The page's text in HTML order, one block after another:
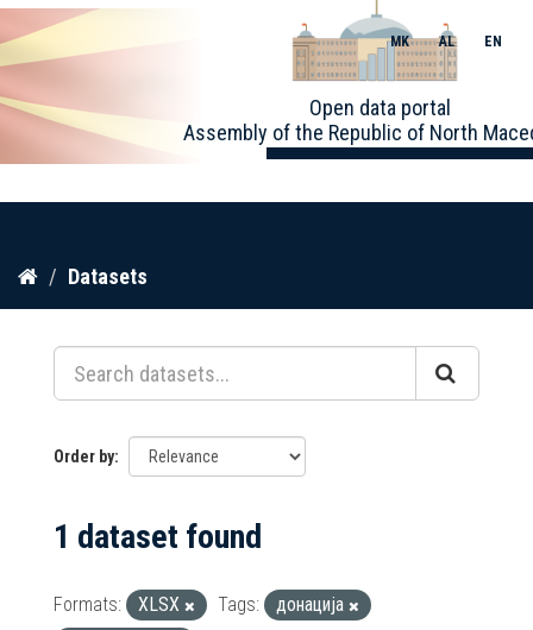
Skip
content
Open data portal
Assembly of the Republic of North
MK AL EN
Datasets
Order by
1 dataset found
Formats: XLSX Tags:
донација